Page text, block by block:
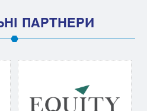
ПАРТНЕРИ